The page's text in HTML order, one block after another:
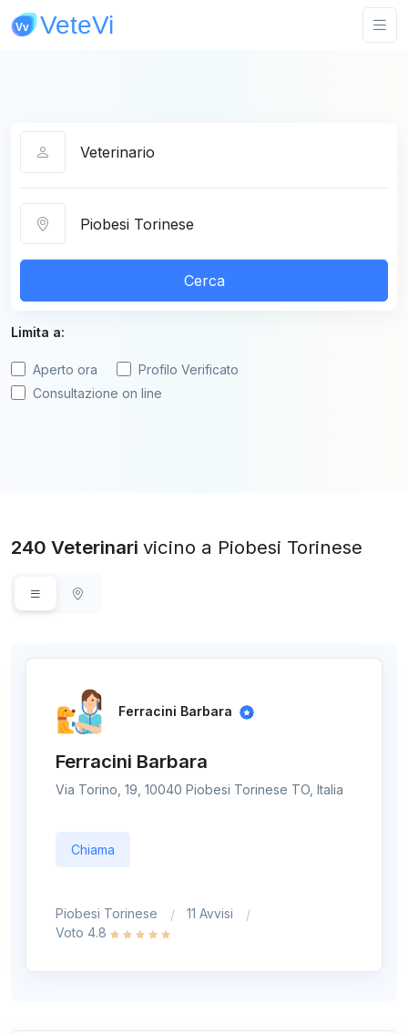
Cerca
Limita a:
Aperto ora
Profilo Verificato
Consultazione on line
240 Veterinari vicino a Piobesi Torinese
Ferracini Barbara
Ferracini Barbara
Via Torino, 19, 10040 Piobesi Torinese TO, Italia
Chiama
Piobesi Torinese
11 Avvisi
Voto 4.8